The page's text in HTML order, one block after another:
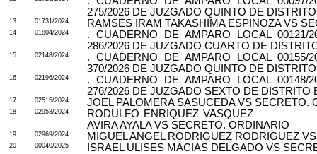
275/2026 DE JUZGADO QUINTO DE
13 01731/2024 RAMSES IRAM TAKASHIMA ESPINOZA VS
14 01804/2024
. CUADERNO DE AMPARO LOCAL 00121/
286/2026 DE JUZGADO CUARTO DE
15 02148/2024
. CUADERNO DE AMPARO LOCAL 00155/
370/2026 DE JUZGADO QUINTO DE
16 02196/2024
. CUADERNO DE AMPARO LOCAL 00148/
276/2026 DE JUZGADO SEXTO DE DISTRITO
17 02515/2024 JOEL PALOMERA SASUCEDA VS SECRETO.
18 02953/2024
RODULFO ENRIQUEZ VASQUEZ
AVIRA AYALA VS SECRETO. ORDINARIO
19 02969/2024 MIGUEL ANGEL RODRIGUEZ RODRIGUEZ
20 00040/2025 ISRAEL ULISES MACIAS DELGADO VS